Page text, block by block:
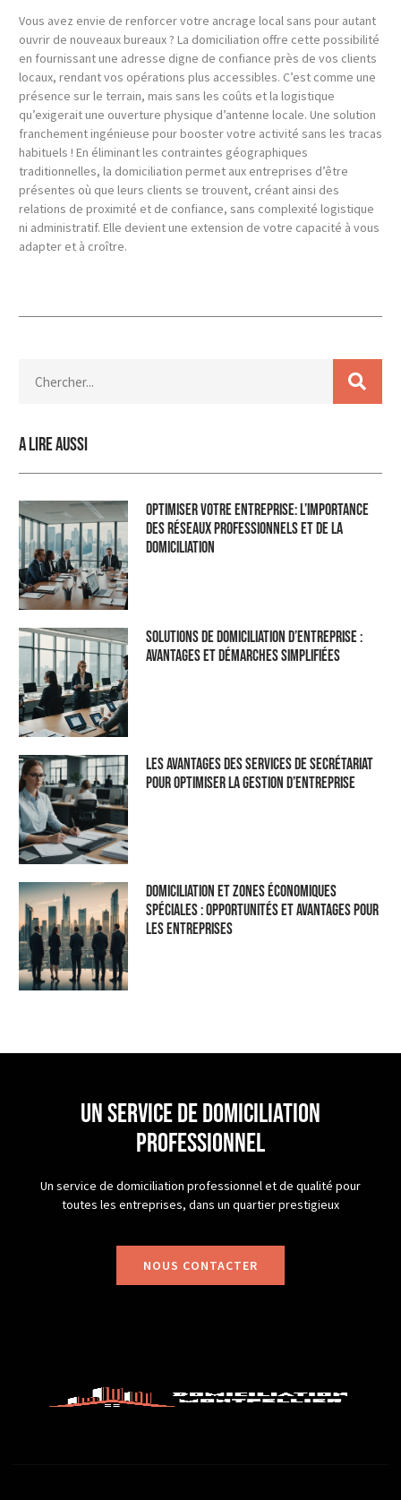
Vous avez envie de renforcer votre ancrage local sans pour autant
ouvrir de nouveaux bureaux ? La domiciliation offre cette possibilité
en fournissant une adresse digne de confiance près de vos clients
locaux, rendant vos opérations plus accessibles. C’est comme une
présence sur le terrain, mais sans les coûts et la logistique
qu’exigerait une ouverture physique d’antenne locale. Une solution
franchement ingénieuse pour booster votre activité sans les tracas
habituels ! En éliminant les contraintes géographiques
traditionnelles, la domiciliation permet aux entreprises d’être
présentes où que leurs clients se trouvent, créant ainsi des
relations de proximité et de confiance, sans complexité logistique
ni administratif. Elle devient une extension de votre capacité à vous
adapter et à croître.
A lire aussi
Optimiser Votre Entreprise: L’Importance
des Réseaux Professionnels et de la
Domiciliation
Solutions de domiciliation d’entreprise :
Avantages et démarches simplifiées
Les Avantages des Services de Secrétariat
pour Optimiser la Gestion d’Entreprise
Domiciliation et Zones Économiques
Spéciales : Opportunités et Avantages pour
les Entreprises
un service de domiciliation
professionnel
Un service de domiciliation professionnel et de qualité pour
toutes les entreprises, dans un quartier prestigieux
NOUS CONTACTER